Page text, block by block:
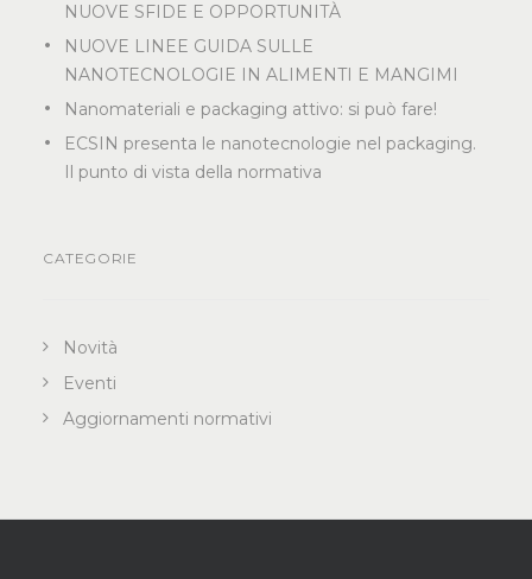
NUOVE SFIDE E OPPORTUNITÀ
NUOVE LINEE GUIDA SULLE
NANOTECNOLOGIE IN ALIMENTI E MANGIMI
Nanomateriali e packaging attivo: si può fare!
ECSIN presenta le nanotecnologie nel packaging.
Il punto di vista della normativa
CATEGORIE
Novità
Eventi
Aggiornamenti normativi